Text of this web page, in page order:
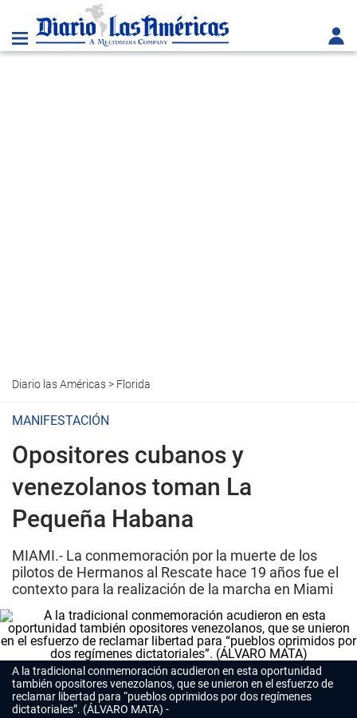
Diario las Américas> Florida
MANIFESTACIÓN
Opositores cubanos y
venezolanos toman La
Pequeña Habana
MIAMI.- La conmemoración por la muerte de los
pilotos de Hermanos al Rescate hace 19 años fue el
contexto para la realización de la marcha en Miami
A la tradicional conmemoración acudieron en esta oportunidad
también opositores venezolanos, que se unieron en el esfuerzo de
reclamar libertad para “pueblos oprimidos por dos regímenes
dictatoriales”. (ÁLVARO MATA)